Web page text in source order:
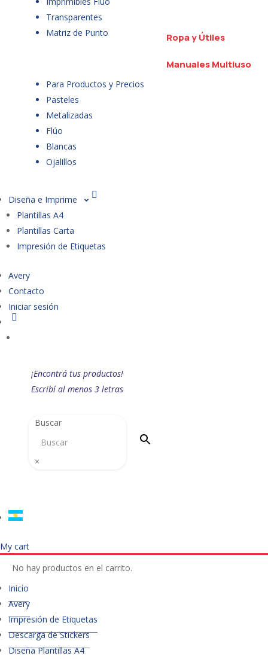
Transparentes
Matriz de Punto
Ropa y Útiles
Manuales Multiuso
Para Productos y Precios
Pasteles
Metalizadas
Flúo
Blancas
Ojalillos
Diseña e Imprime
Plantillas A4
Plantillas Carta
Impresión de Etiquetas
Avery
Contacto
Iniciar sesión
¡Encontrá tus productos!
Escribí al menos 3 letras
Buscar
×
My cart
No hay productos en el carrito.
Inicio
Avery
Impresión de Etiquetas
Descarga de Stickers
Diseña Plantillas A4